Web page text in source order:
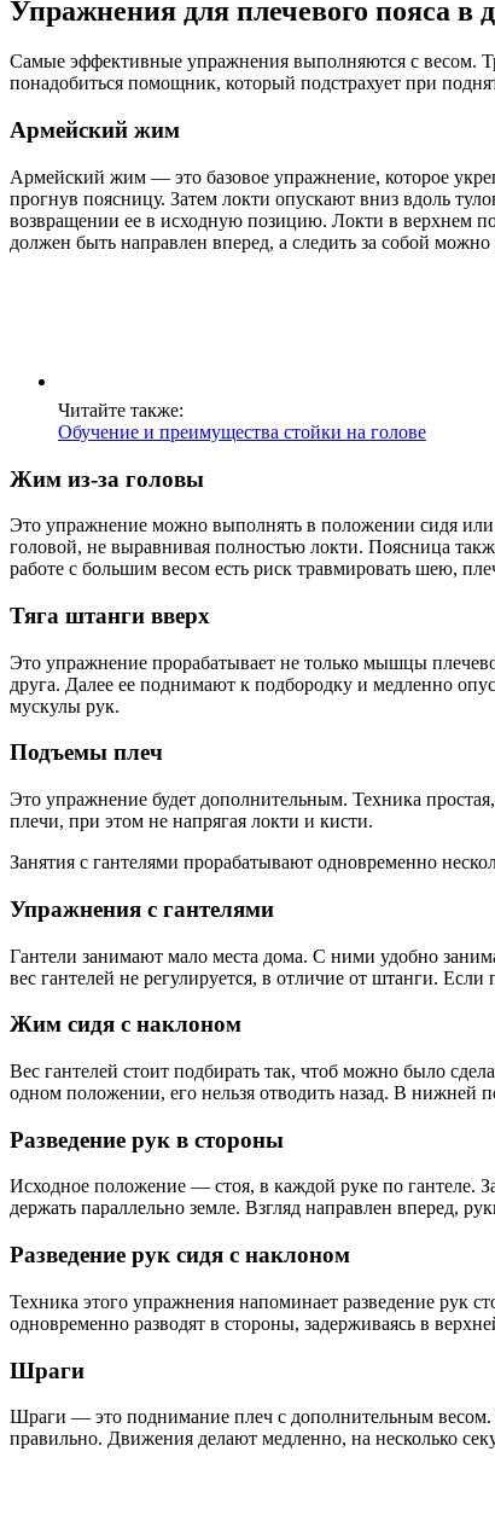
Упражнения для плечевого пояса
Самые эффективные упражнения выполняются с весом.
понадобиться помощник, который подстрахует при
Армейский жим
Армейский жим — это базовое упражнение, которое
прогнув поясницу. Затем локти опускают вниз вдоль
возвращении ее в исходную позицию. Локти в верхнем
должен быть направлен вперед, а следить за собой можно
Читайте также:
Обучение и преимущества стойки на голове
Жим из-за головы
Это упражнение можно выполнять в положении сидя
головой, не выравнивая полностью локти. Поясница
работе с большим весом есть риск травмировать шею,
Тяга штанги вверх
Это упражнение прорабатывает не только мышцы
друга. Далее ее поднимают к подбородку и медленно
мускулы рук.
Подъемы плеч
Это упражнение будет дополнительным. Техника
плечи, при этом не напрягая локти и кисти.
Занятия с гантелями прорабатывают одновременно
Упражнения с гантелями
Гантели занимают мало места дома. С ними удобно
вес гантелей не регулируется, в отличие от штанги.
Жим сидя с наклоном
Вес гантелей стоит подбирать так, чтоб можно было
одном положении, его нельзя отводить назад. В нижней
Разведение рук в стороны
Исходное положение — стоя, в каждой руке по гантеле.
держать параллельно земле. Взгляд направлен вперед,
Разведение рук сидя с наклоном
Техника этого упражнения напоминает разведение рук
одновременно разводят в стороны, задерживаясь в
Шраги
Шраги — это поднимание плеч с дополнительным весом.
правильно. Движения делают медленно, на несколько